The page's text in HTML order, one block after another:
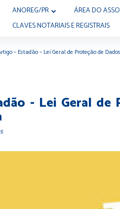
ANOREG/PR ÁREA DO
CLAVES NOTARIAIS E REGISTRAIS
– Estadão – Lei Geral de Proteção de
- Lei Geral de